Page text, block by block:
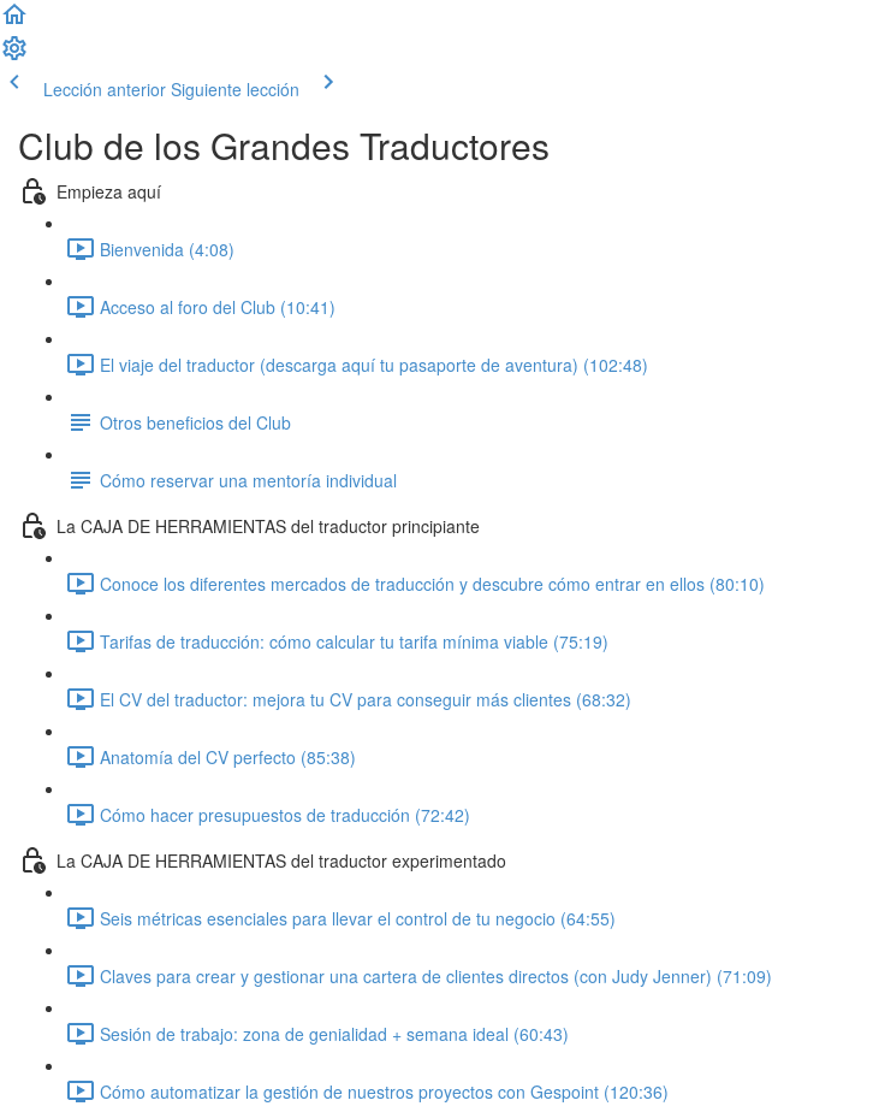
Lección anterior Siguiente lección
Club de los Grandes Traductores
Empieza aquí
Bienvenida (4:08)
Acceso al foro del Club (10:41)
El viaje del traductor (descarga aquí tu pasaporte de aventura) (102:48)
Otros beneficios del Club
Cómo reservar una mentoría individual
La CAJA DE HERRAMIENTAS del traductor principiante
Conoce los diferentes mercados de traducción y descubre cómo entrar en ellos (80:10)
Tarifas de traducción: cómo calcular tu tarifa mínima viable (75:19)
El CV del traductor: mejora tu CV para conseguir más clientes (68:32)
Anatomía del CV perfecto (85:38)
Cómo hacer presupuestos de traducción (72:42)
La CAJA DE HERRAMIENTAS del traductor experimentado
Seis métricas esenciales para llevar el control de tu negocio (64:55)
Claves para crear y gestionar una cartera de clientes directos (con Judy Jenner) (71:09)
Sesión de trabajo: zona de genialidad + semana ideal (60:43)
Cómo automatizar la gestión de nuestros proyectos con Gespoint (120:36)